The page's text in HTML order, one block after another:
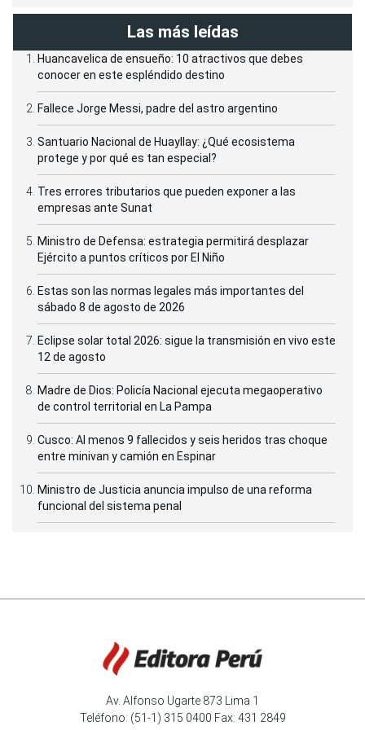
Las más leídas
Huancavelica de ensueño: 10 atractivos que debes
conocer en este espléndido destino
Fallece Jorge Messi, padre del astro argentino
Santuario Nacional de Huayllay: ¿Qué ecosistema
protege y por qué es tan especial?
Tres errores tributarios que pueden exponer a las
empresas ante Sunat
Ministro de Defensa: estrategia permitirá desplazar
Ejército a puntos críticos por El Niño
Estas son las normas legales más importantes del
sábado 8 de agosto de 2026
Eclipse solar total 2026: sigue la transmisión en vivo este
12 de agosto
Madre de Dios: Policía Nacional ejecuta megaoperativo
de control territorial en La Pampa
Cusco: Al menos 9 fallecidos y seis heridos tras choque
entre minivan y camión en Espinar
Ministro de Justicia anuncia impulso de una reforma
funcional del sistema penal
Av. Alfonso Ugarte 873 Lima 1
Teléfono: (51-1) 315 0400 Fax: 431 2849